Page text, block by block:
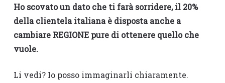
Ho scovato un dato che ti farà sorridere, il 20%
della clientela italiana è disposta anche a
cambiare REGIONE pure di ottenere quello che
vuole.
Li vedi? Io posso immaginarli chiaramente.